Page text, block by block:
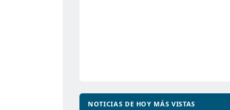
NOTICIAS DE HOY MÁS VISTAS